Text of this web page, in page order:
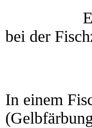
bei der
In einem